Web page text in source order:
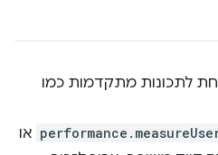
מתקדמות כמו
או